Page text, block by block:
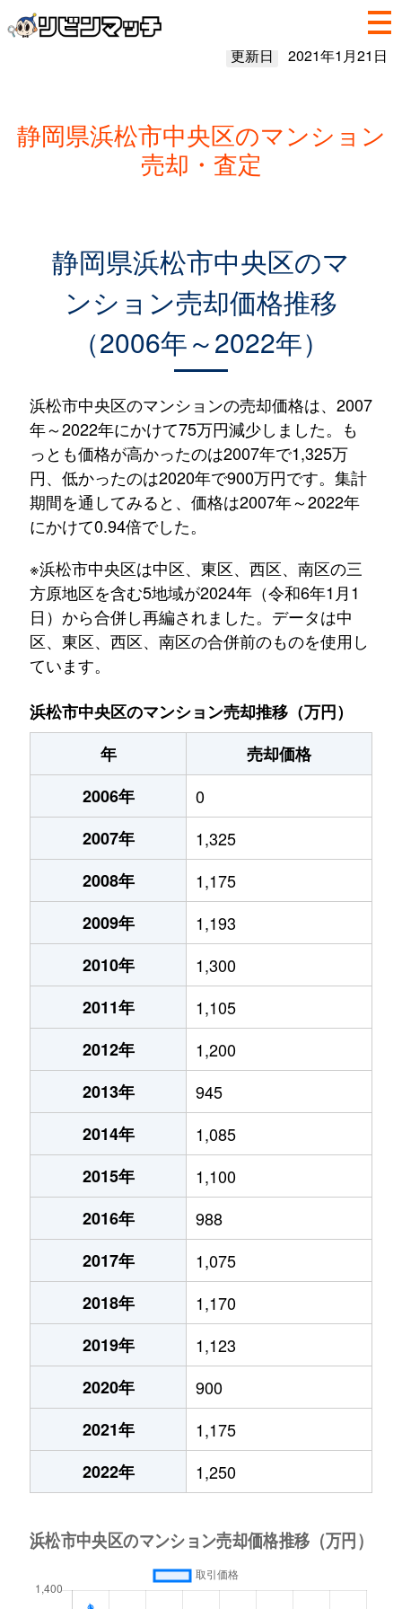
更新日 2021年1月21日
静岡県浜松市中央区のマンション
売却・査定
静岡県浜松市中央区のマ
ンション売却価格推移
（2006年～2022年）
浜松市中央区のマンションの売却価格は、2007
年～2022年にかけて75万円減少しました。も
っとも価格が高かったのは2007年で1,325万
円、低かったのは2020年で900万円です。集計
期間を通してみると、価格は2007年～2022年
にかけて0.94倍でした。
※浜松市中央区は中区、東区、西区、南区の三
方原地区を含む5地域が2024年（令和6年1月1
日）から合併し再編されました。データは中
区、東区、西区、南区の合併前のものを使用し
ています。
浜松市中央区のマンション売却推移（万円）
年
売却価格
2006年
0
2007年
1,325
2008年
1,175
2009年
1,193
2010年
1,300
2011年
1,105
2012年
1,200
2013年
945
2014年
1,085
2015年
1,100
2016年
988
2017年
1,075
2018年
1,170
2019年
1,123
2020年
900
2021年
1,175
2022年
1,250